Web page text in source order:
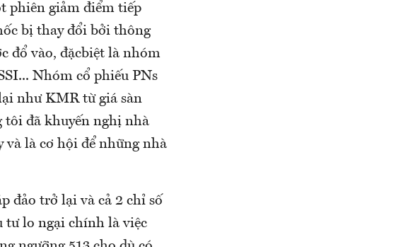
phiên giảm điểm tiếp
bị thay đổi bởi thông
đổ vào, đặcbiệt là nhóm
Nhóm cổ phiếu PNs
như KMR từ giá sàn
tôi đã khuyến nghị nhà
và là cơ hội để những nhà
đảo trở lại và cả 2 chỉ số
tư lo ngại chính là việc